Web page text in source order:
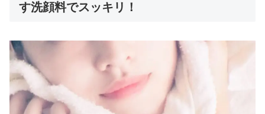
す洗顔料でスッキリ！